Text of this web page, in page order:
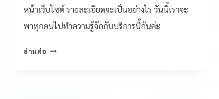
หน้าเว็บไซต์ รายละเอียดจะเป็นอย่างไร วันนี้เราจะ
พาทุกคนไปทำความรู้จักกับบริการนี้กันค่ะ
อ่านต่อ